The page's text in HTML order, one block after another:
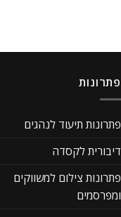
פתרונות
פתרונות תיעוד לנהגים
דיבורית לקסדה
פתרונות צילום למשווקים
ומפרסמים